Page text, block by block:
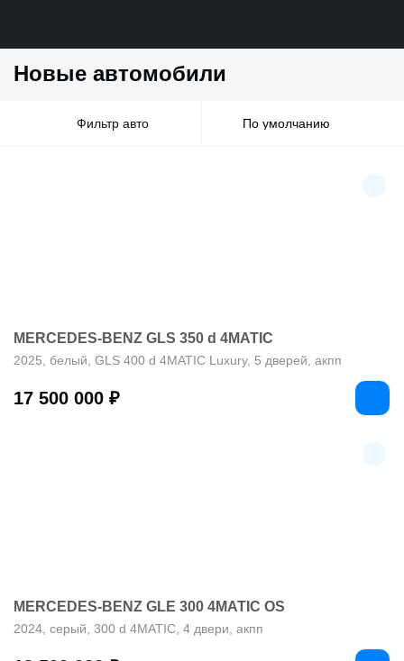
Новые автомобили
Фильтр авто
MERCEDES-BENZ GLS 350 d 4MATIC
2025, белый, GLS 400 d 4MATIC Luxury, 5 дверей, акпп
17 500 000 ₽
MERCEDES-BENZ GLE 300 4MATIC OS
2024, серый, 300 d 4MATIC, 4 двери, акпп